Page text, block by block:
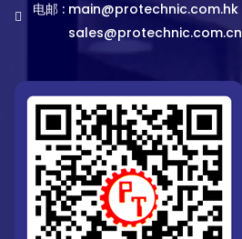
电邮 : main@protechnic.com.hk
sales@protechnic.com.cn